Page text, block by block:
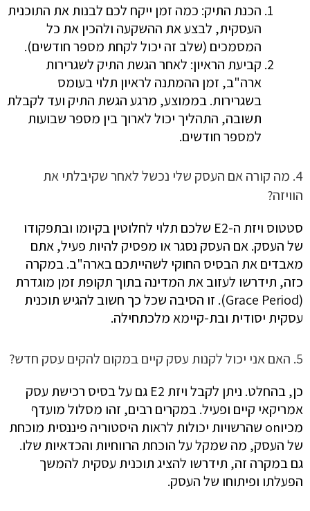
הכנת התיק: כמה זמן ייקח לכם לבנות את התוכנית
העסקית, לבצע את ההשקעה ולהכין את כל
המסמכים (שלב זה יכול לקחת מספר חודשים).
קביעת הראיון: לאחר הגשת התיק לשגרירות
ארה"ב, זמן ההמתנה לראיון תלוי בעומס
בשגרירות. בממוצע, מרגע הגשת התיק ועד לקבלת
תשובה, התהליך יכול לארוך בין מספר שבועות
למספר חודשים.
4. מה קורה אם העסק שלי נכשל לאחר שקיבלתי את
הוויזה?
סטטוס ויזת ה-E2 שלכם תלוי לחלוטין בקיומו ובתפקודו
של העסק. אם העסק נסגר או מפסיק להיות פעיל, אתם
מאבדים את הבסיס החוקי לשהייתכם בארה"ב. במקרה
כזה, תידרשו לעזוב את המדינה בתוך תקופת זמן מוגדרת
(Grace Period). זו הסיבה שכל כך חשוב להגיש תוכנית
עסקית יסודית ובת-קיימא מלכתחילה.
5. האם אני יכול לקנות עסק קיים במקום להקים עסק חדש?
כן, בהחלט. ניתן לקבל ויזת E2 גם על בסיס רכישת עסק
אמריקאי קיים ופעיל. במקרים רבים, זהו מסלול מועדף
מכיוon שהרשויות יכולות לראות היסטוריה פיננסית מוכחת
של העסק, מה שמקל על הוכחת הרווחיות והכדאיות שלו.
גם במקרה זה, תידרשו להציג תוכנית עסקית להמשך
הפעלתו ופיתוחו של העסק.